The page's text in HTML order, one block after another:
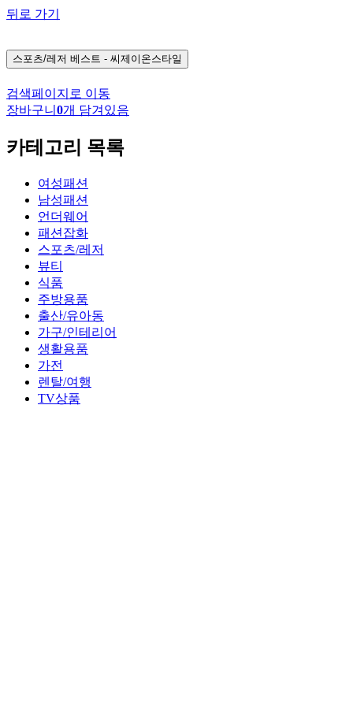
뒤로 가기
스포츠/레저 베스트 - 씨제이온스타일
검색페이지로 이동
장바구니 0개 담겨있음
카테고리 목록
여성패션
남성패션
언더웨어
패션잡화
스포츠/레저
뷰티
식품
주방용품
출산/유아동
가구/인테리어
생활용품
가전
렌탈/여행
TV상품